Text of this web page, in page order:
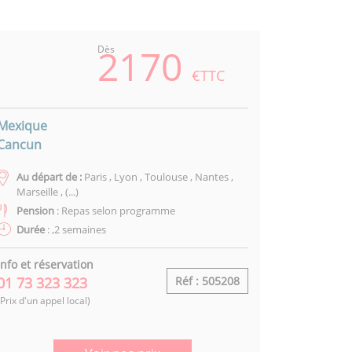
Dès
2170 €TTC
Au départ de : Paris , Lyon , Toulouse , Nantes ,
Marseille , (...)
Pension : Repas selon programme
Durée : ,2 semaines
et réservation
73 323 323
d'un appel local)
Réf : 505208